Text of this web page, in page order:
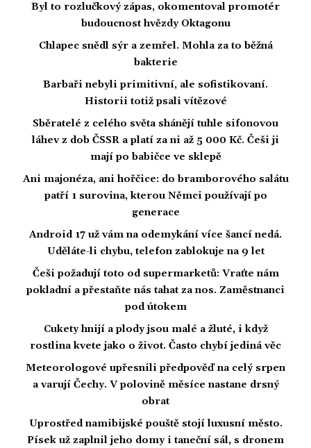
Byl to rozlučkový zápas, okomentoval promotér
budoucnost hvězdy Oktagonu
Chlapec snědl sýr a zemřel. Mohla za to běžná
bakterie
Barbaři nebyli primitivní, ale sofistikovaní.
Historii totiž psali vítězové
Sběratelé z celého světa shánějí tuhle sifonovou
láhev z dob ČSSR a platí za ni až 5 000 Kč. Češi ji
mají po babičce ve sklepě
Ani majonéza, ani hořčice: do bramborového salátu
patří 1 surovina, kterou Němci používají po
generace
Android 17 už vám na odemykání více šancí nedá.
Uděláte-li chybu, telefon zablokuje na 9 let
Češi požadují toto od supermarketů: Vraťte nám
pokladní a přestaňte nás tahat za nos. Zaměstnanci
pod útokem
Cukety hnijí a plody jsou malé a žluté, i když
rostlina kvete jako o život. Často chybí jediná věc
Meteorologové upřesnili předpověď na celý srpen
a varují Čechy. V polovině měsíce nastane drsný
obrat
Uprostřed namibijské pouště stojí luxusní město.
Písek už zaplnil jeho domy i taneční sál, s dronem